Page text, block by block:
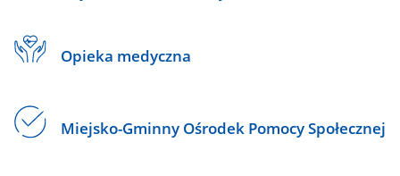
Opieka medyczna
Miejsko-Gminny Ośrodek Pomocy Społecznej